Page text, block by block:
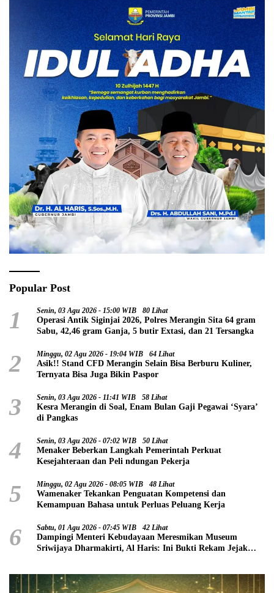
Popular Post
1 Senin, 03 Agu 2026 - 15:00 WIB 80 Lihat
Operasi Antik Siginjai 2026, Polres Merangin Sita 64 gram
Sabu, 42,46 gram Ganja, 5 butir Extasi, dan 21 Tersangka
2 Minggu, 02 Agu 2026 - 19:04 WIB 64 Lihat
Asik!! Stand CFD Merangin Selain Bisa Berburu Kuliner,
Ternyata Bisa Juga Bikin Paspor
3 Senin, 03 Agu 2026 - 11:41 WIB 58 Lihat
Kesra Merangin di Soal, Enam Bulan Gaji Pegawai ‘Syara’
di Pangkas
4 Senin, 03 Agu 2026 - 07:02 WIB 50 Lihat
Menaker Beberkan Langkah Pemerintah Perkuat
Kesejahteraan dan Peli ndungan Pekerja
5 Minggu, 02 Agu 2026 - 08:05 WIB 48 Lihat
Wamenaker Tekankan Penguatan Kompetensi dan
Kemampuan Bahasa untuk Perluas Peluang Kerja
6 Sabtu, 01 Agu 2026 - 07:45 WIB 42 Lihat
Dampingi Menteri Kebudayaan Meresmikan Museum
Sriwijaya Dharmakirti, Al Haris: Ini Bukti Rekam Jejak